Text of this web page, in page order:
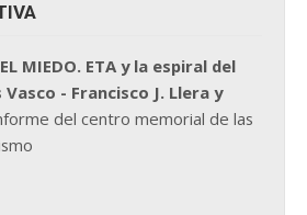
MIEDO. ETA y la espiral del
- Francisco J. Llera y
del centro memorial de las